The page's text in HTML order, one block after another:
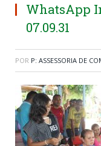
WhatsApp
07.09.31
POR P: ASSESSORIA DE